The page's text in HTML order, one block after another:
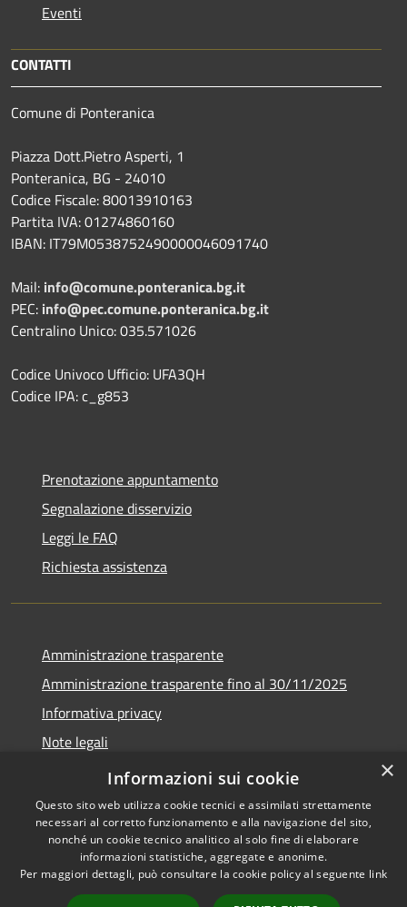
Eventi
CONTATTI
Comune di Ponteranica
Piazza Dott.Pietro Asperti, 1
Ponteranica, BG - 24010
Codice Fiscale: 80013910163
Partita IVA: 01274860160
IBAN: IT79M0538752490000046091740
Mail: info@comune.ponteranica.bg.it
PEC: info@pec.comune.ponteranica.bg.it
Centralino Unico: 035.571026
Codice Univoco Ufficio: UFA3QH
Codice IPA: c_g853
Prenotazione appuntamento
Segnalazione disservizio
Leggi le FAQ
Richiesta assistenza
Amministrazione trasparente
Amministrazione trasparente fino al 30/11/2025
Informativa privacy
Note legali
Dichiarazione di accessibilità
Accessibilità
Copyright © 2026 • Comune di
Ponteranica • Powered by
×
Informazioni sui cookie
Questo sito web utilizza cookie tecnici e assimilati strettamente
necessari al corretto funzionamento e alla navigazione del sito,
nonché un cookie tecnico analitico al solo fine di elaborare
informazioni statistiche, aggregate e anonime.
Per maggiori dettagli, può consultare la cookie policy al seguente link